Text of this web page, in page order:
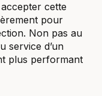
cette
pour
Non pas au
service d’un
plus performant